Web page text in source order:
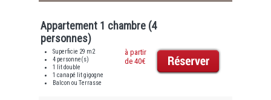
Appartement 1 chambre (4
personnes)
Superficie 29 m2
4 personne(s)
1 lit double
1 canapé lit gigogne
Balcon ou Terrasse
à partir
de 40€